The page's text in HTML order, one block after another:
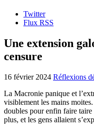
Twitter
Flux RSS
Une extension
censure
16 février 2024 Réflexions
La Macronie panique et
visiblement les mains
doubles pour enfin faire
plus, et les gens allaient